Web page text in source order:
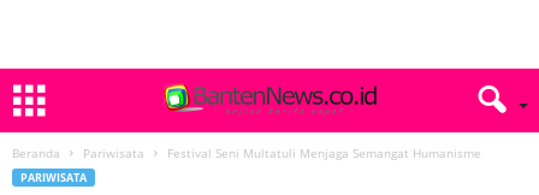
Beranda Pariwisata Festival Seni Multatuli Menjaga Semangat Humanisme
PARIWISATA